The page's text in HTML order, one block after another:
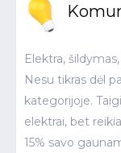
Elektra,
Nesu tikras dėl
kategorijoje.
elektrai, bet
15% savo